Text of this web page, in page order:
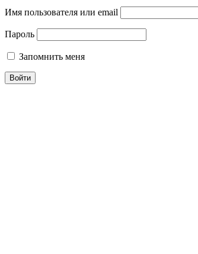
Имя пользователя или email
Пароль
Запомнить меня